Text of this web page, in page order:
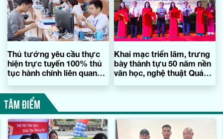
Thủ tướng yêu cầu thực
hiện trực tuyến 100% thủ
tục hành chính liên quan
Khai mạc triển lãm, trưng
bày thành tựu 50 năm nền
văn học, nghệ thuật Quảng
TÂM ĐIỂM